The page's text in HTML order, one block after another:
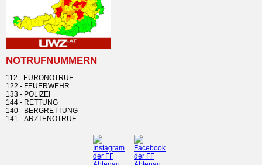
NOTRUFNUMMERN
112 - EURONOTRUF
122 - FEUERWEHR
133 - POLIZEI
144 - RETTUNG
140 - BERGRETTUNG
141 - ÄRZTENOTRUF